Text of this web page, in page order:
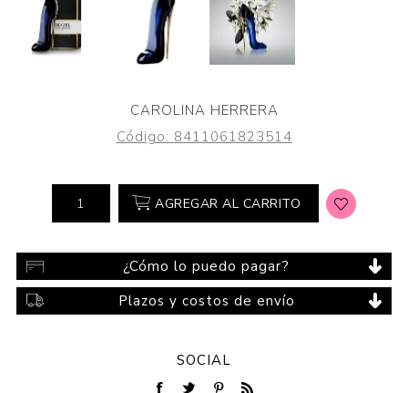
CAROLINA HERRERA
Código: 8411061823514
AGREGAR AL CARRITO
¿Cómo lo puedo pagar?
Plazos y costos de envío
SOCIAL